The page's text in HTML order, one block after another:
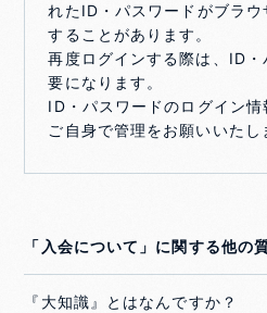
れたID・パスワードがブラウ
することがあります。
再度ログインする際は、ID
要になります。
ID・パスワードのログイン
ご自身で管理をお願いいたし
「入会について」に関する他の
『大知識』とはなんですか？